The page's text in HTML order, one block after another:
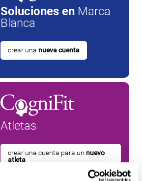
Soluciones enMarca
Blanca
crear una nueva cuenta
Atletas
crear una cuenta para un nuevo
atleta
Crear una cuenta adicional para un